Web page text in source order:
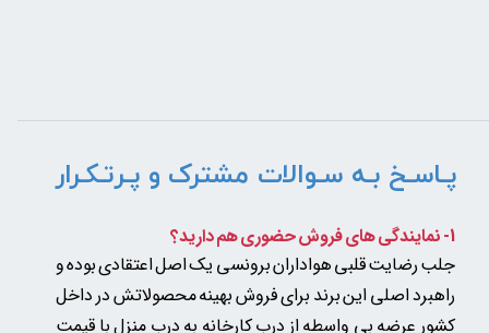
رقابتی
پـاسـخ بـه سـوالات مشترک و پـرتـکـرار
1- نمایندگی های فروش حضوری هم دارید؟
جلب رضایت قلبی هواداران برونسی یک اصل اعتقادی بوده و
راهبرد اصلی این برند برای فروش بهینه محصولاتش در داخل
کشور عرضه بی واسطه از درب کارخانه به درب منزل با قیمت